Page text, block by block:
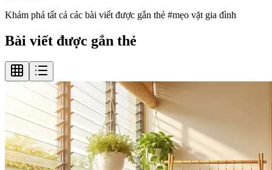
Khám phá tất cả các bài viết được gắn thẻ #mẹo vặt gia đình
Bài viết được gắn thẻ